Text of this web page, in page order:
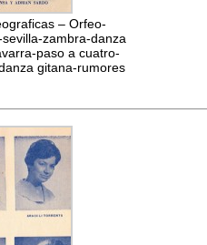
– Orfeo-
zambra-danza
paso a cuatro-
gitana-rumores